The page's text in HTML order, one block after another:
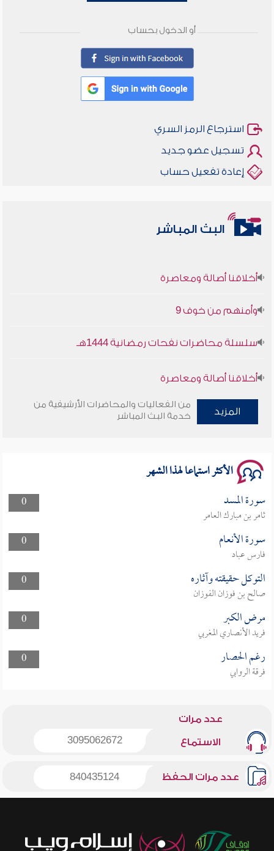
أو الدخول بحساب
استرجاع الرمز السري
تسجيل عضو جديد
إعادة تفعيل حساب
البث المباشر
أخلاقنا أصالة ومعاصرة
وأمنهم من خوف 9
سلسلة محاضرات نفحات رمضانية 1444هـ
أخلاقنا أصالة ومعاصرة
وأمنهم من خوف 9
المزيد
من الفعاليات والمحاضرات الأرشيفية من
خدمة البث المباشر
الأكثر استماعا لهذا الشهر
0 سورة المسد
ثامر بن مبارك العامر
0
سورة الأنعام
فارس عباد
0
التوكل حقيقته وآثاره
صالح بن فوزان الفوزان
0
مرض الكبر
فريد الأنصاري المغربي
0
رغم الحصار
فرقة الروابي
عدد مرات
الاستماع 3095062672
عدد مرات الحفظ 840435124